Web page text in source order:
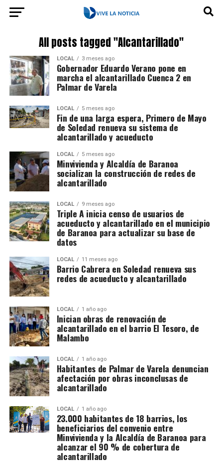
All posts tagged "Alcantarillado"
LOCAL 3 meses ago
Gobernador Eduardo Verano pone en
marcha el alcantarillado Cuenca 2 en
Palmar de Varela
LOCAL 5 meses ago
Fin de una larga espera, Primero de Mayo
de Soledad renueva su sistema de
alcantarillado y acueducto
LOCAL 5 meses ago
Minvivienda y Alcaldía de Baranoa
socializan la construcción de redes de
alcantarillado
LOCAL 9 meses ago
Triple A inicia censo de usuarios de
acueducto y alcantarillado en el municipio
de Baranoa para actualizar su base de
datos
LOCAL 11 meses ago
Barrio Cabrera en Soledad renueva sus
redes de acueducto y alcantarillado
LOCAL 1 año ago
Inician obras de renovación de
alcantarillado en el barrio El Tesoro, de
Malambo
LOCAL 1 año ago
Habitantes de Palmar de Varela denuncian
afectación por obras inconclusas de
alcantarillado
LOCAL 1 año ago
23.000 habitantes de 18 barrios, los
beneficiarios del convenio entre
Minvivienda y la Alcaldía de Baranoa para
alcanzar el 90 % de cobertura de
alcantarillado